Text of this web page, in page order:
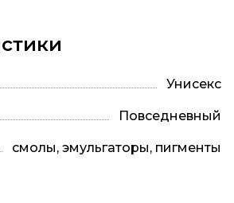
Унисекс
Повседневный
смолы, эмульгаторы, пигменты